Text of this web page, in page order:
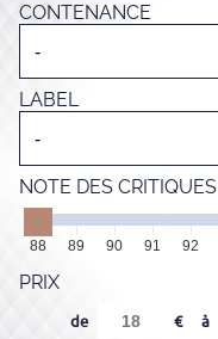
CONTENANCE
LABEL
NOTE DES CRITIQUES
88 89 90 91 92
PRIX
de à